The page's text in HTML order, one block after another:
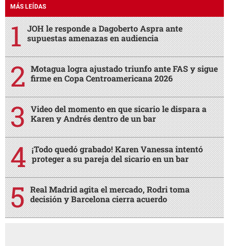
MÁS LEÍDAS
JOH le responde a Dagoberto Aspra ante
supuestas amenazas en audiencia
Motagua logra ajustado triunfo ante FAS y sigue
firme en Copa Centroamericana 2026
Video del momento en que sicario le dispara a
Karen y Andrés dentro de un bar
¡Todo quedó grabado! Karen Vanessa intentó
proteger a su pareja del sicario en un bar
Real Madrid agita el mercado, Rodri toma
decisión y Barcelona cierra acuerdo